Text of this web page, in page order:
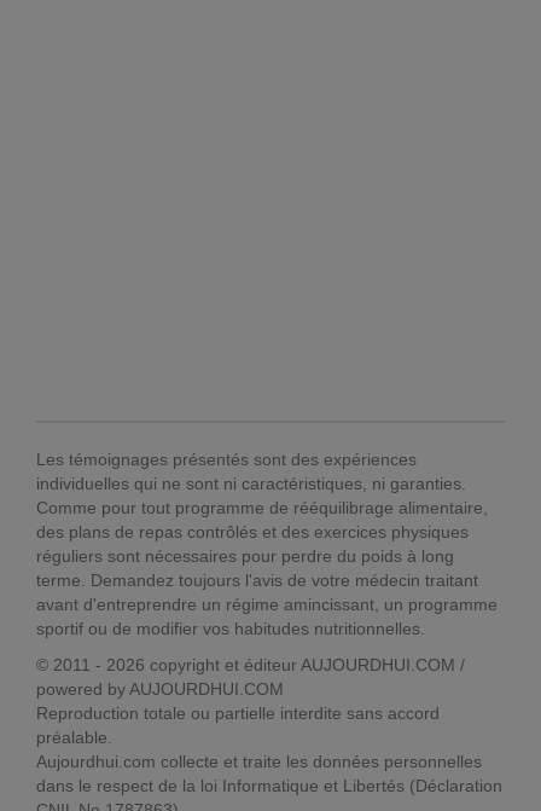
Les témoignages présentés sont des expériences
individuelles qui ne sont ni caractéristiques, ni garanties.
Comme pour tout programme de rééquilibrage alimentaire,
des plans de repas contrôlés et des exercices physiques
réguliers sont nécessaires pour perdre du poids à long
terme. Demandez toujours l'avis de votre médecin traitant
avant d'entreprendre un régime amincissant, un programme
sportif ou de modifier vos habitudes nutritionnelles.
© 2011 - 2026 copyright et éditeur AUJOURDHUI.COM /
powered by AUJOURDHUI.COM
Reproduction totale ou partielle interdite sans accord
préalable.
Aujourdhui.com collecte et traite les données personnelles
dans le respect de la loi Informatique et Libertés (Déclaration